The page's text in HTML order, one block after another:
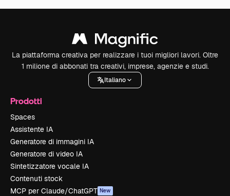
La piattaforma creativa per realizzare i tuoi migliori lavori. Oltre
1 milione di abbonati tra creativi, imprese, agenzie e studi.
Italiano
Prodotti
Spaces
Assistente IA
Generatore di immagini IA
Generatore di video IA
Sintetizzatore vocale IA
Contenuti stock
MCP per Claude/ChatGPT New